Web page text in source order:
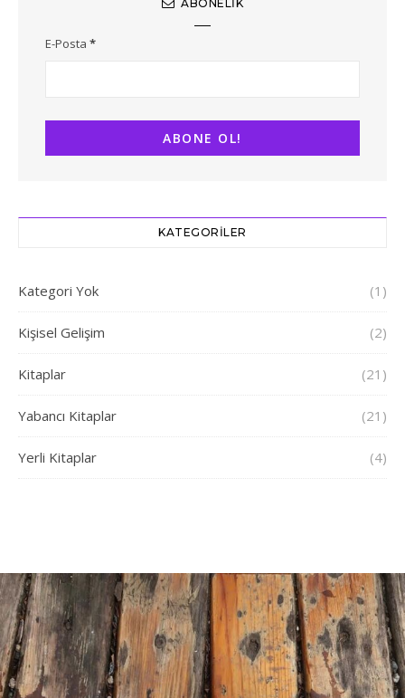
ABONELIK
E-Posta *
KATEGORILER
Kategori Yok (1)
Kişisel Gelişim (2)
Kitaplar (21)
Yabancı Kitaplar (21)
Yerli Kitaplar (4)